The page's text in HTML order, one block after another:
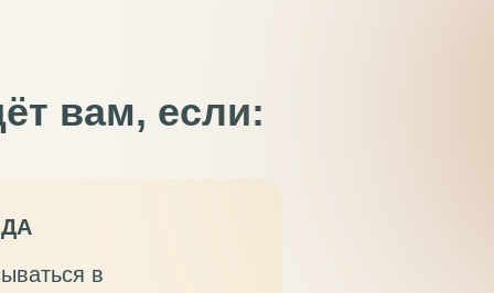
в
вам, если: